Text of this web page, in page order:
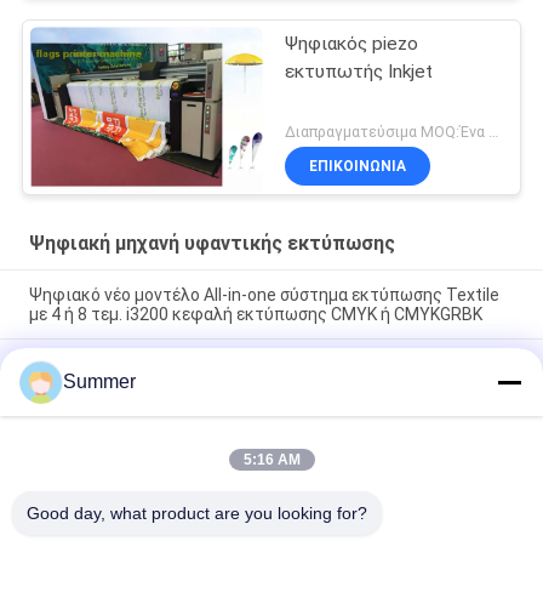
Ψηφιακός piezo
εκτυπωτής Inkjet
Διαπραγματεύσιμα MOQ:Ένα σύνολο
ΕΠΙΚΟΙΝΩΝΙΑ
Ψηφιακή μηχανή υφαντικής εκτύπωσης
Ψηφιακό νέο μοντέλο All-in-one σύστημα εκτύπωσης Textile
με 4 ή 8 τεμ. i3200 κεφαλή εκτύπωσης CMYK ή CMYKGRBK
Shanghai SAER COLOR 4 color or 8 color Digital Textile Printing
System 3200mm Large Format Fabric Plotter (Σύστημα
εκτύπωσης ψηφιακών υφασμάτων)
Όλα σε ένα πολυεστέρα ψηφιακό εκτυπωτή υπολίμανση
εκτυπωτή άμεση ύφασμα εργοστάσιο προμήθειες 3,2m
Summer
5:16 AM
Good day, what product are you looking for?